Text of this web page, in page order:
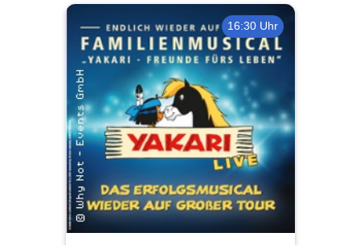
16:30 Uhr